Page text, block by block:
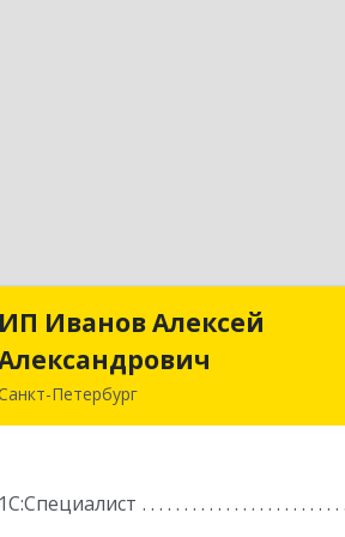
ИП Иванов Алексей
Петербург
1С:Специалист
ИП Иванов Алексей
Александрович